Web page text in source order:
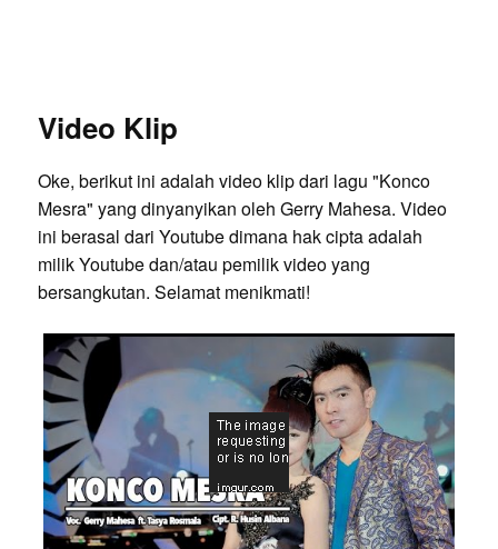
Video Klip
Oke, berikut ini adalah video klip dari lagu "Konco
Mesra" yang dinyanyikan oleh Gerry Mahesa. Video
ini berasal dari Youtube dimana hak cipta adalah
milik Youtube dan/atau pemilik video yang
bersangkutan. Selamat menikmati!